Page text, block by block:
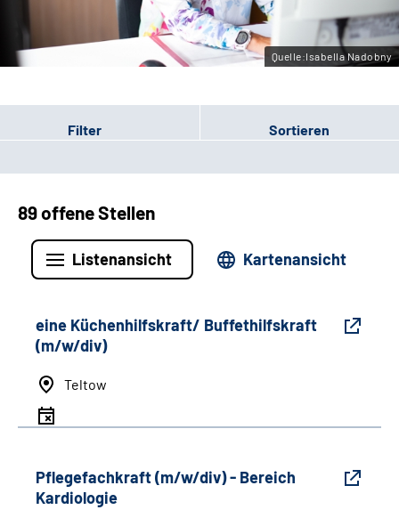
Leichte Sprache
Quelle:Isabella Nadobny
Filter Sortieren
89 offene Stellen
Listenansicht Kartenansicht
eine Küchenhilfskraft/ Buffethilfskraft
(m/w/div)
Teltow
Pflegefachkraft (m/w/div) - Bereich
Kardiologie